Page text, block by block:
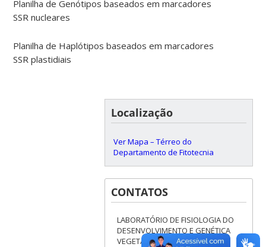
Planilha de Genótipos baseados em marcadores
SSR nucleares
Planilha de Haplótipos baseados em marcadores
SSR plastidiais
Localização
Ver Mapa – Térreo do
Departamento de Fitotecnia
CONTATOS
LABORATÓRIO DE FISIOLOGIA DO
DESENVOLVIMENTO E GENÉTICA
VEGETAL